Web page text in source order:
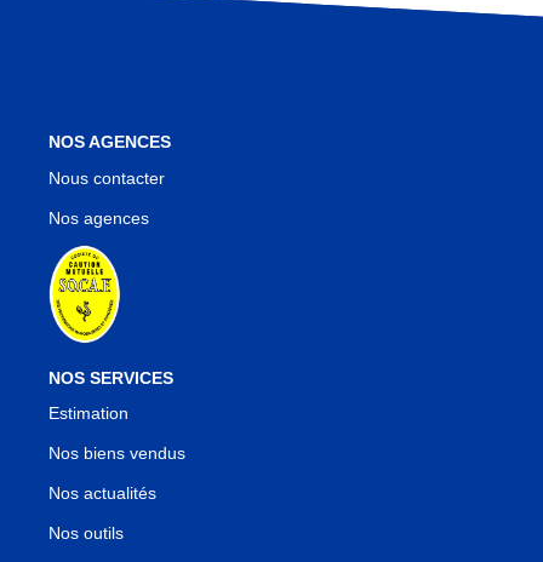
NOS AGENCES
Nous contacter
Nos agences
NOS SERVICES
Estimation
Nos biens vendus
Nos actualités
Nos outils